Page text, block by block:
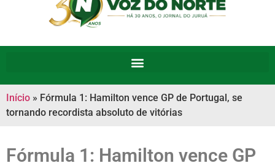
Início » Fórmula 1: Hamilton vence GP de Portugal, se
tornando recordista absoluto de vitórias
Fórmula 1: Hamilton vence GP